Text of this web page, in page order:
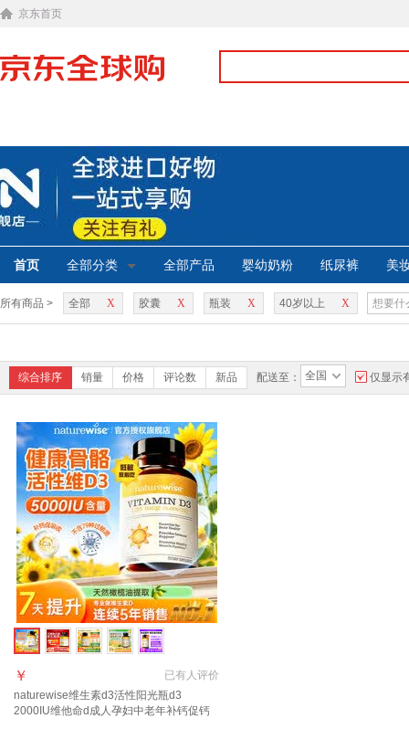
京东首页
首页 全部分类 全部产品 婴幼奶粉 纸尿裤 美
所有商品 > X
全部 X
胶囊 X
瓶装 X
40岁以上
综合排序 销量 价格 评论数 新品 配送至： 全国 仅显示
已有人评价
￥
naturewise维生素d3活性阳光瓶d3
2000IU维他命d成人孕妇中老年补钙促钙